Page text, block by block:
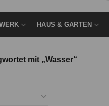
HAUS & GARTEN
mit „Wasser“